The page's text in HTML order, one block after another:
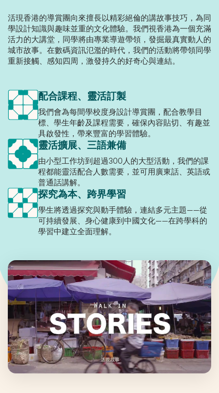
活現香港的導賞團向來擅長以精彩絕倫的講故事技巧，為同
學設計知識與趣味並重的文化體驗。我們視香港為一個充滿
活力的大講堂，同學將由專業導遊帶領，發掘最真實動人的
城市故事。在數碼資訊氾濫的時代，我們的活動將帶領同學
重新接觸、感知四周，激發持久的好奇心與連結。
配合課程、靈活訂製
我們會為每間學校度身設計導賞團，配合教學目
標、學生年齡及課程需要，確保內容貼切、有趣並
具啟發性，帶來豐富的學習體驗。
靈活擴展、三語兼備
由小型工作坊到超過300人的大型活動，我們的課
程都能靈活配合人數需要，並可用廣東話、英語或
普通話講解。
探究為本、跨界學習
學生將透過探究與動手體驗，連結多元主題——從
可持續發展、身心健康到中國文化——在跨學科的
學習中建立全面理解。